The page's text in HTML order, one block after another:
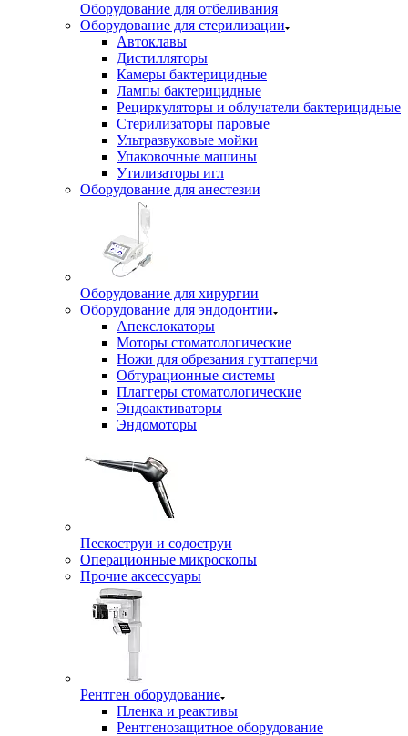
Оборудование для отбеливания
Оборудование для стерилизации
Автоклавы
Дистилляторы
Камеры бактерицидные
Лампы бактерицидные
Рециркуляторы и облучатели бактерицидные
Стерилизаторы паровые
Ультразвуковые мойки
Упаковочные машины
Утилизаторы игл
Оборудование для анестезии
Оборудование для хирургии
Оборудование для эндодонтии
Апекслокаторы
Моторы стоматологические
Ножи для обрезания гуттаперчи
Обтурационные системы
Плаггеры стоматологические
Эндоактиваторы
Эндомоторы
Пескоструи и содоструи
Операционные микроскопы
Прочие аксессуары
Рентген оборудование
Пленка и реактивы
Рентгенозащитное оборудование